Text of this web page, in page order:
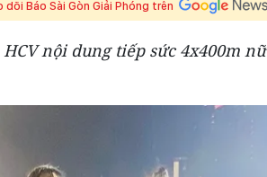
dõi Báo Sài Gòn Giải Phóng trên
nội dung tiếp sức 4x400m nữ